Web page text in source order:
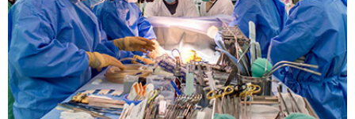
神戸大学 2023.02.01
2023/2/28 2022年度神戸医療機器創出イノベーションシ
ンポジウム開催のお知らせ